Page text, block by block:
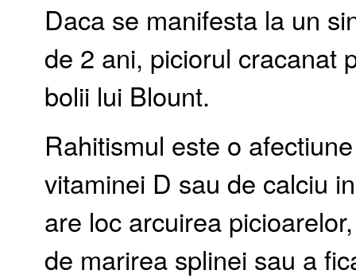
Daca se manifesta la un
de 2 ani, piciorul cracanat
bolii lui Blount.
Rahitismul este o
vitaminei D sau de calciu
are loc arcuirea
de marirea splinei sau a